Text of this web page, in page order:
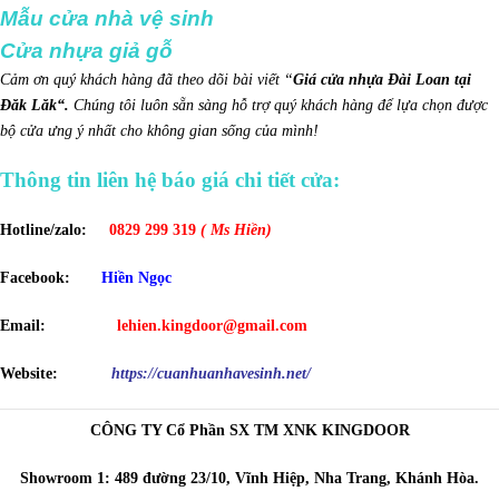
Mẫu cửa nhà vệ sinh
Cửa nhựa giả gỗ
Cảm ơn quý khách hàng đã theo dõi bài viết “Giá cửa nhựa Đài Loan tại
Đăk Lăk“. Chúng tôi luôn sẵn sàng hỗ trợ quý khách hàng để lựa chọn được
bộ cửa ưng ý nhất cho không gian sống của mình!
Thông tin liên hệ báo giá chi tiết cửa:
Hotline/zalo: 0829 299 319 ( Ms Hiền)
Facebook: Hiền Ngọc
Email: lehien.kingdoor@gmail.com
Website: https://cuanhuanhavesinh.net/
CÔNG TY Cổ Phần SX TM XNK KINGDOOR
Showroom 1: 489 đường 23/10, Vĩnh Hiệp, Nha Trang, Khánh Hòa.